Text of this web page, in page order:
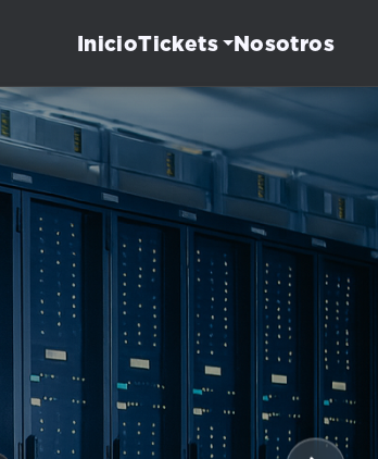
InicioTickets Nosotros